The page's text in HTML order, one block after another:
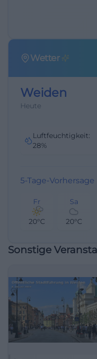
Wetter
Weiden
Heute
Luftfeuchtigkeit:
28%
5-Tage-Vorhersage
Fr
20°C
Sa
20°C
Sonstige